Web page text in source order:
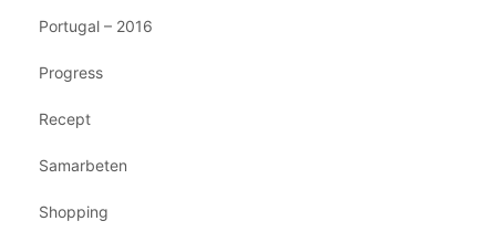
Portugal – 2016
Progress
Recept
Samarbeten
Shopping